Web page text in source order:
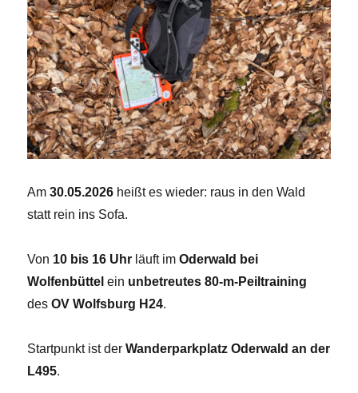
Am30.05.2026 heißt es wieder: raus in den Wald
statt rein ins Sofa.
Von 10 bis 16 Uhr läuft imOderwald bei
Wolfenbüttel ein unbetreutes 80-m-Peiltraining
desOV Wolfsburg H24.
Startpunkt ist derWanderparkplatz Oderwald an der
L495.